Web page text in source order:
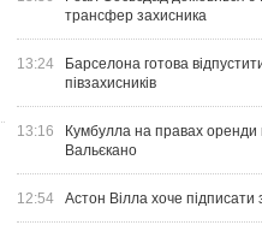
трансфер захисника
13:24
Барселона готова
півзахисників
13:16
Кумбулла на правах
Вальєкано
12:54 Астон Вілла хоче підписати